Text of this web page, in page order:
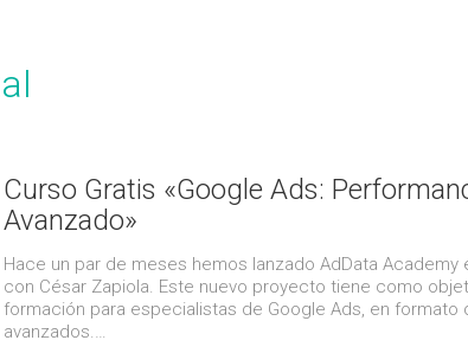
Curso Gratis «Google Ads:
Avanzado»
Hace un par de meses hemos lanzado AdData Academy
con César Zapiola. Este nuevo proyecto tiene como
formación para especialistas de Google Ads, en formato
avanzados.…